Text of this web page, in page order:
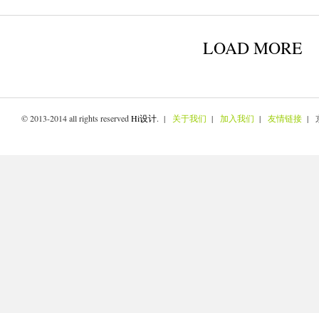
LOAD MORE
© 2013-2014 all rights reservedHi设计. | 关于我们 | 加入我们 | 友情链接 |